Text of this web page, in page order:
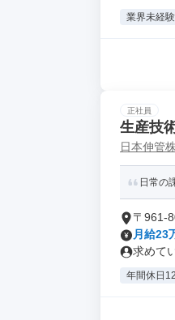
業界未経
正社員
生産技
日本伸管
日常の
〒961-
月給23
求めて
年間休日